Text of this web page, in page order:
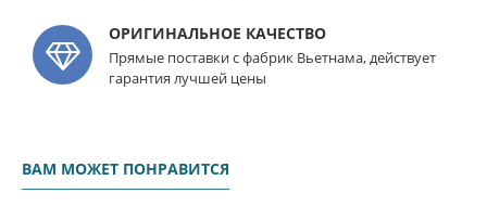
ОРИГИНАЛЬНОЕ КАЧЕСТВО
Прямые поставки с фабрик Вьетнама, действует
гарантия лучшей цены
ВАМ МОЖЕТ ПОНРАВИТСЯ